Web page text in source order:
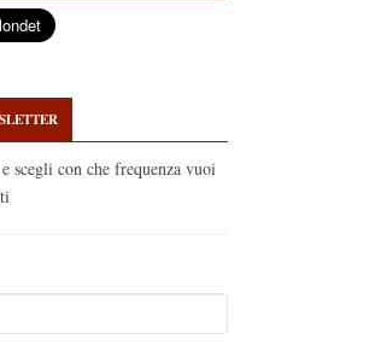
scegli con che frequenza vuoi